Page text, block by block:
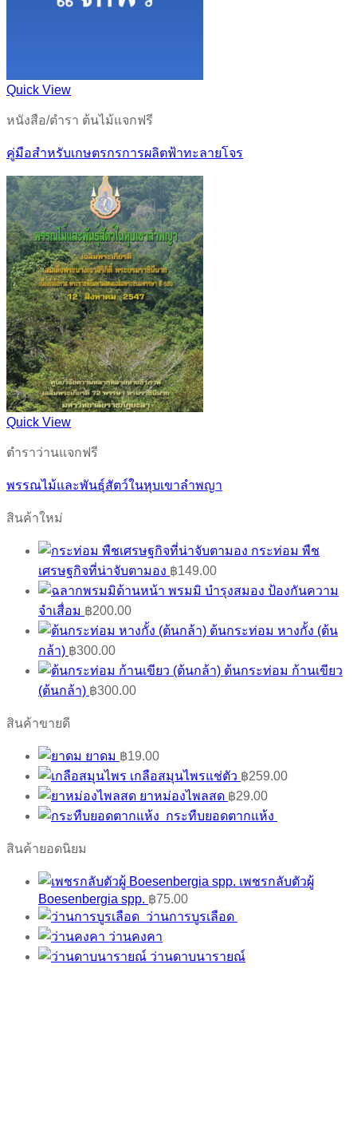
Quick View
หนังสือ/ตำรา ต้นไม้แจกฟรี
คู่มือสำหรับเกษตรกรการผลิตฟ้าทะลายโจร
Quick View
ตำราว่านแจกฟรี
พรรณไม้และพันธุ์สัตว์ในหุบเขาลำพญา
สินค้าใหม่
กระท่อม พืช
เศรษฐกิจที่น่าจับตามอง ฿149.00
พรมมิ บำรุงสมอง ป้องกันความ
จำเสื่อม ฿200.00
ต้นกระท่อม หางกั้ง (ต้น
กล้า) ฿300.00
ต้นกระท่อม ก้านเขียว
(ต้นกล้า) ฿300.00
สินค้าขายดี
ยาดม ฿19.00
เกลือสมุนไพรแช่ตัว ฿259.00
ยาหม่องไพลสด ฿29.00
กระทืบยอดตากแห้ง
สินค้ายอดนิยม
เพชรกลับตัวผู้
Boesenbergia spp. ฿75.00
ว่านการบูรเลือด
ว่านคงคา
ว่านดาบนารายณ์